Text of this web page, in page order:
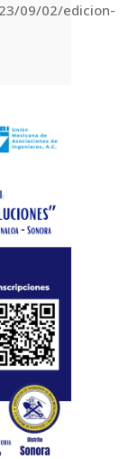
09/02/edicion-